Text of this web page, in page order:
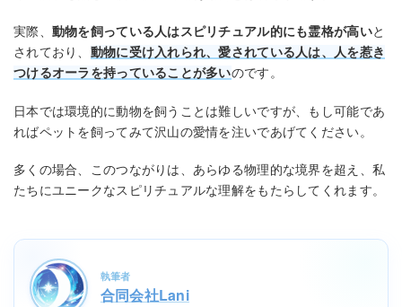
実際、 動物を飼っている人はスピリチュアル的にも霊格が高いと
されており、 動物に受け入れられ、愛されている人は、人を惹き
つけるオーラを持っていることが多いのです。
日本では環境的に動物を飼うことは難しいですが、もし可能であ
ればペットを飼ってみて沢山の愛情を注いであげてください。
多くの場合、このつながりは、あらゆる物理的な境界を超え、私
たちにユニークなスピリチュアルな理解をもたらしてくれます。
執筆者
合同会社Lani